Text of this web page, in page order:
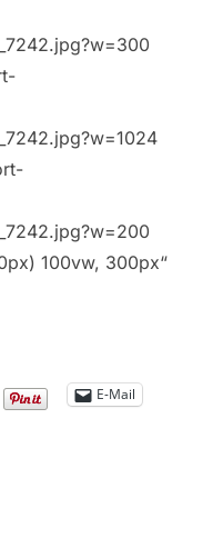
100vw, 300px“
E-Mail